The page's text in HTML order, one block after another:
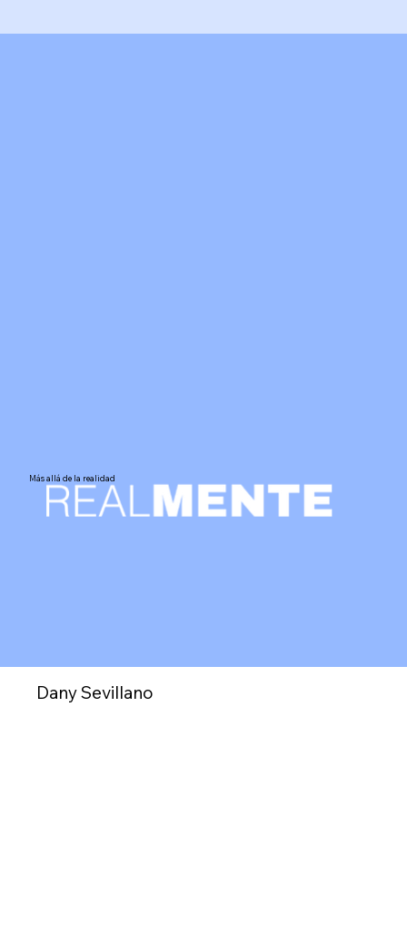
Más allá de la realidad
Dany Sevillano